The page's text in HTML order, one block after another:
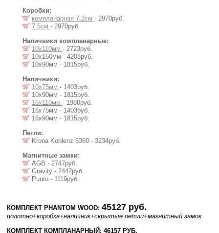
Коробки:
компланарная 7.2см - 2970руб.
7.5см - 2970руб.
Наличники компланарные:
10х110мм - 2723руб.
10х150мм - 4208руб.
10х90мм - 1815руб.
Наличники:
10х75мм - 1403руб.
10х90мм - 1815руб.
16х110мм - 1980руб.
16х75мм - 1403руб.
16х90мм - 1815руб.
Петли:
Krona Koblenz 6360 - 3234руб.
Магнитные замки:
AGB - 2747руб.
Gravity - 2442руб.
Punto - 1119руб.
КОМПЛЕКТ PHANTOM WOOD: 45127 руб.
полотно+коробка+наличник+скрытые петли+магнитный замок
КОМПЛЕКТ КОМПЛАНАРНЫЙ: 46157 РУБ.